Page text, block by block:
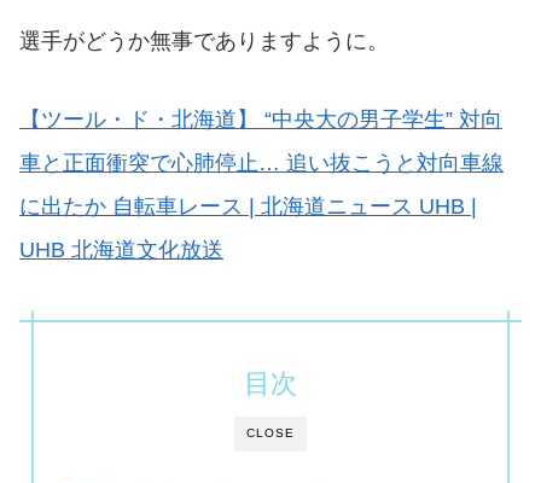
選手がどうか無事でありますように。
【ツール・ド・北海道】 “中央大の男子学生” 対向
車と正面衝突で心肺停止… 追い抜こうと対向車線
に出たか 自転車レース | 北海道ニュース UHB |
UHB 北海道文化放送
CLOSE
目次